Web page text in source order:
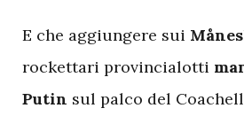
E che aggiungere sui
rockettari provincialotti
Putin sul palco del